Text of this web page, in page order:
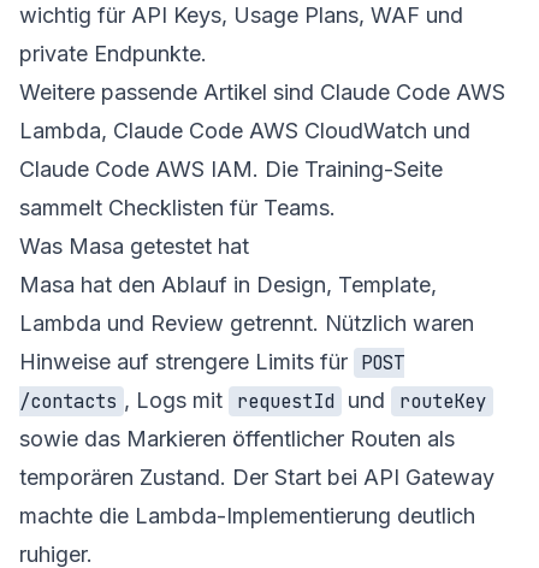
wichtig für API Keys, Usage Plans, WAF und
private Endpunkte.
Weitere passende Artikel sind Claude Code AWS
Lambda, Claude Code AWS CloudWatch und
Claude Code AWS IAM. Die Training-Seite
sammelt Checklisten für Teams.
Was Masa getestet hat
Masa hat den Ablauf in Design, Template,
Lambda und Review getrennt. Nützlich waren
Hinweise auf strengere Limits für POST
/contacts , Logs mit requestId und
routeKey
sowie das Markieren öffentlicher Routen als
temporären Zustand. Der Start bei API Gateway
machte die Lambda-Implementierung deutlich
ruhiger.